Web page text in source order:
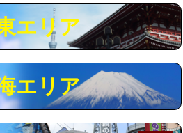
戻し作業） 11,000円~
55,000円
66,000円
㎝まで） 27,500円
㎝超え） 38,500円
エリア
エリア